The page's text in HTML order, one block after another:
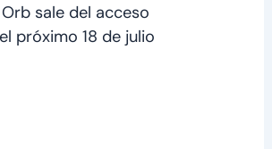
sale del acceso
próximo 18 de julio